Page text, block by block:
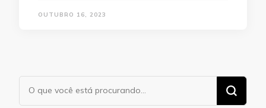
OUTUBRO 16, 2023
Procurando
algo?